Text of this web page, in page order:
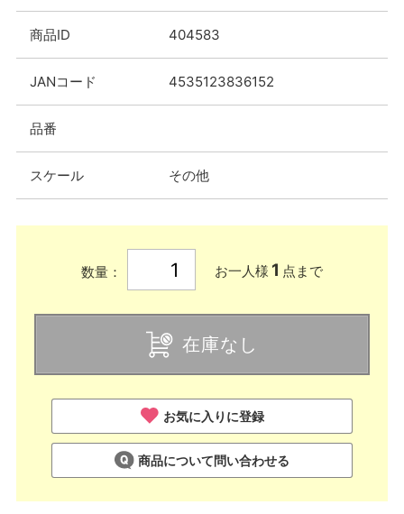
商品ID 404583
JANコード 4535123836152
品番
スケール その他
数量： お一人様 1 点まで
在庫なし
お気に入りに登録
商品について問い合わせる